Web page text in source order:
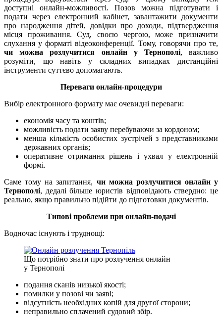
доступні онлайн-можливості. Позов можна підготувати і
подати через електронний кабінет, завантажити документи
про народження дітей, довідки про доходи, підтвердження
місця проживання. Суд, своєю чергою, може призначити
слухання у форматі відеоконференції. Тому, говорячи про те,
чи можна розлучитися онлайн у Тернополі, важливо
розуміти, що навіть у складних випадках дистанційні
інструменти суттєво допомагають.
Переваги онлайн-процедури
Вибір електронного формату має очевидні переваги:
економія часу та коштів;
можливість подати заяву перебуваючи за кордоном;
менша кількість особистих зустрічей з представниками
державних органів;
оперативне отримання рішень і ухвал у електронній
формі.
Саме тому на запитання, чи можна розлучитися онлайн у
Тернополі, дедалі більше юристів відповідають ствердно: це
реально, якщо правильно підійти до підготовки документів.
Типові проблеми при онлайн-подачі
Водночас існують і труднощі:
Що потрібно знати про розлучення онлайн
у Тернополі
подання сканів низької якості;
помилки у позові чи заяві;
відсутність необхідних копій для другої сторони;
неправильно сплачений судовий збір.